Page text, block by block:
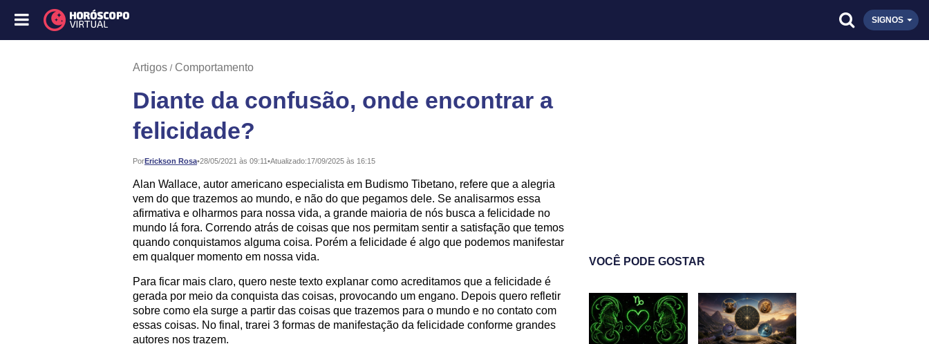
SIGNOS
Artigos Comportamento
Diante da confusão, onde encontrar a
felicidade?
PorErickson Rosa•
Publicado: 28/05/2021 às 09:11•Atualizado:17/09/2025 às 16:15
Alan Wallace, autor americano especialista em Budismo Tibetano, refere que a alegria
vem do que trazemos ao mundo, e não do que pegamos dele. Se analisarmos essa
afirmativa e olharmos para nossa vida, a grande maioria de nós busca a felicidade no
mundo lá fora. Correndo atrás de coisas que nos permitam sentir a satisfação que temos
quando conquistamos alguma coisa. Porém a felicidade é algo que podemos manifestar
em qualquer momento em nossa vida.
Para ficar mais claro, quero neste texto explanar como acreditamos que a felicidade é
gerada por meio da conquista das coisas, provocando um engano. Depois quero refletir
sobre como ela surge a partir das coisas que trazemos para o mundo e no contato com
essas coisas. No final, trarei 3 formas de manifestação da felicidade conforme grandes
autores nos trazem.
VOCÊ PODE GOSTAR